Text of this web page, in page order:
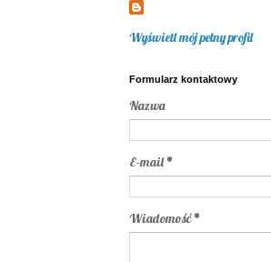
Wyświetl mój pełny profil
Formularz kontaktowy
Nazwa
E-mail*
Wiadomość*